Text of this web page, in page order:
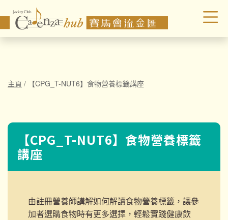
主頁 / 【CPG_T-NUT6】食物營養標籤講座
【CPG_T-NUT6】食物營養標籤
講座
由註冊營養師講解如何解讀食物營養標籤，讓參
加者選購食物時有更多選擇，輕鬆實踐健康飲